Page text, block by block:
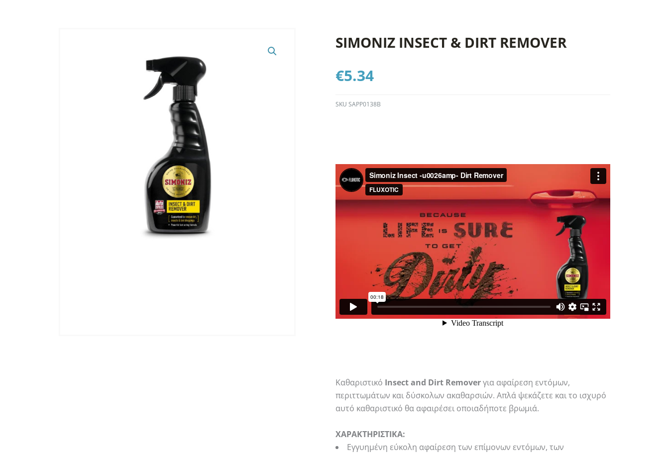
SIMONIZ INSECT & DIRT REMOVER
€5.34
SKUSAPP0138B
Καθαριστικό Insect and Dirt Removerγια αφαίρεση εντόμων,
περιττωμάτων και δύσκολων ακαθαρσιών. Απλά ψεκάζετε και το ισχυρό
αυτό καθαριστικό θα αφαιρέσει οποιαδήποτε βρωμιά.
ΧΑΡΑΚΤΗΡΙΣΤΙΚΑ:
Εγγυημένη εύκολη αφαίρεση των επίμονων εντόμων, των